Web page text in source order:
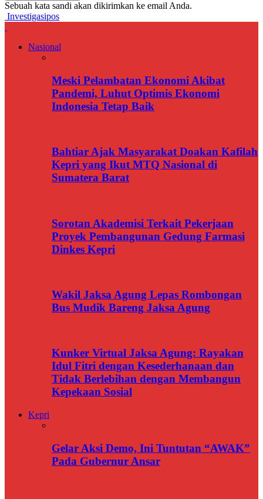
Sebuah kata sandi akan dikirimkan ke email Anda.
Investigasipos
Nasional
Meski Pelambatan Ekonomi Akibat
Pandemi, Luhut Optimis Ekonomi
Indonesia Tetap Baik
Bahtiar Ajak Masyarakat Doakan Kafilah
Kepri yang Ikut MTQ Nasional di
Sumatera Barat
Sorotan Akademisi Terkait Pekerjaan
Proyek Pembangunan Gedung Farmasi
Dinkes Kepri
Wakil Jaksa Agung Lepas Rombongan
Bus Mudik Bareng Jaksa Agung
Kunker Virtual Jaksa Agung: Rayakan
Idul Fitri dengan Kesederhanaan dan
Tidak Berlebihan dengan Membangun
Kepekaan Sosial
Kepri
Gelar Aksi Demo, Ini Tuntutan “AWAK”
Pada Gubernur Ansar